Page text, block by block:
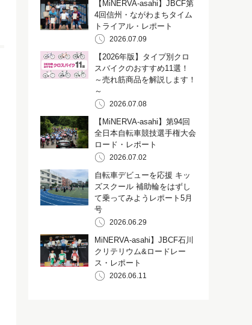
【MiNERVA-asahi】JBCF第
4回信州・ながわまちタイム
トライアル・レポート
2026.07.09
【2026年版】タイプ別クロ
スバイクのおすすめ11選！
～売れ筋商品を解説します！
～
2026.07.08
【MiNERVA-asahi】第94回
全日本自転車競技選手権大会
ロード・レポート
2026.07.02
自転車デビューを応援 キッ
ズスクール 補助輪をはずし
て乗ってみようレポート5月
号
2026.06.29
MiNERVA-asahi】JBCF石川
クリテリウム&ロードレー
ス・レポート
2026.06.11